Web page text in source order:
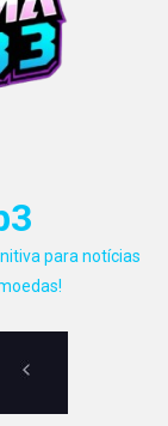
para notícias